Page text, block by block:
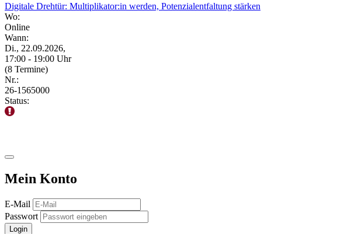
Digitale Drehtür: Multiplikator:in werden, Potenzialentfaltung stärken
Wo:
Online
Wann:
Di., 22.09.2026,
17:00 - 19:00 Uhr
(8 Termine)
Nr.:
26-1565000
Status:
Mein Konto
E-Mail
Passwort
Login